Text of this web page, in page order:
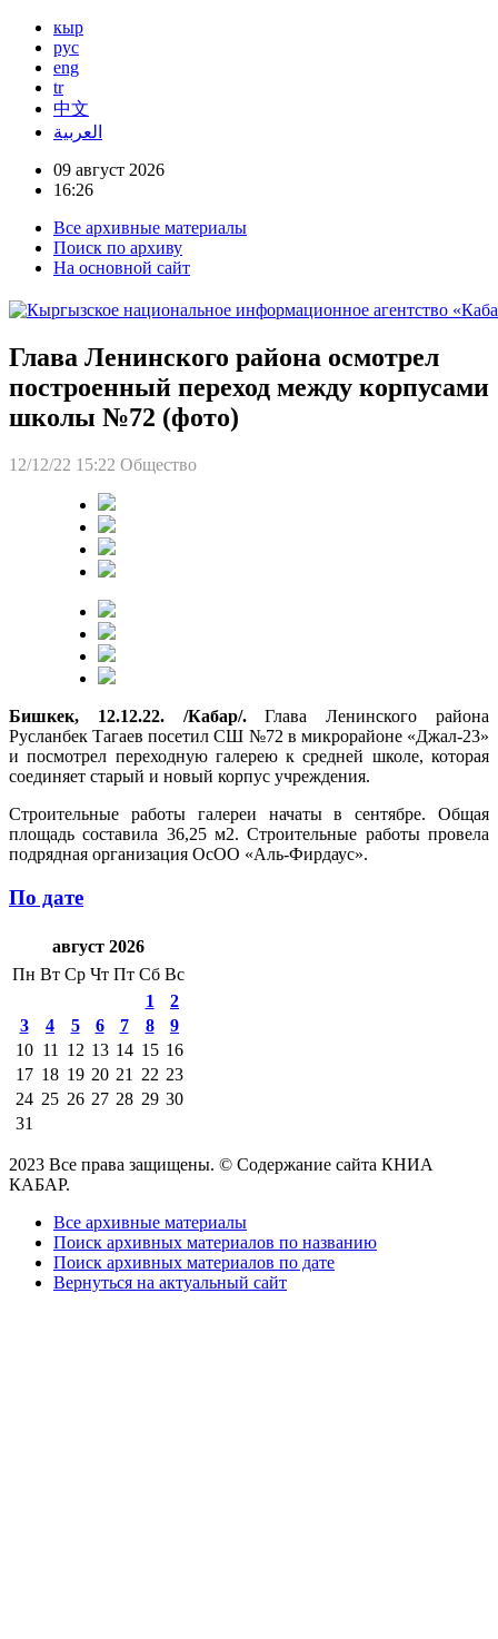
кыр
рус
eng
tr
中文
العربية
09 август 2026
16:26
Все архивные материалы
Поиск по архиву
На основной сайт
Глава Ленинского района осмотрел
построенный переход между корпусами
школы №72 (фото)
12/12/22 15:22 Общество
Бишкек, 12.12.22. /Кабар/.Глава Ленинского района
Русланбек Тагаев посетил СШ №72 в микрорайоне «Джал-23»
и посмотрел переходную галерею к средней школе, которая
соединяет старый и новый корпус учреждения.
Строительные работы галереи начаты в сентябре. Общая
площадь составила 36,25 м2. Строительные работы провела
подрядная организация ОсОО «Аль-Фирдаус».
По дате
август 2026
Пн Вт Ср Чт Пт Сб Вс
1
2
3
4 5 6 7 8
9
10 11 12 13 14 15 16
17 18 19 20 21 22 23
24 25 26 27 28 29 30
31
2023 Все права защищены. © Содержание сайта КНИА
КАБАР.
Все архивные материалы
Поиск архивных материалов по названию
Поиск архивных материалов по дате
Вернуться на актуальный сайт